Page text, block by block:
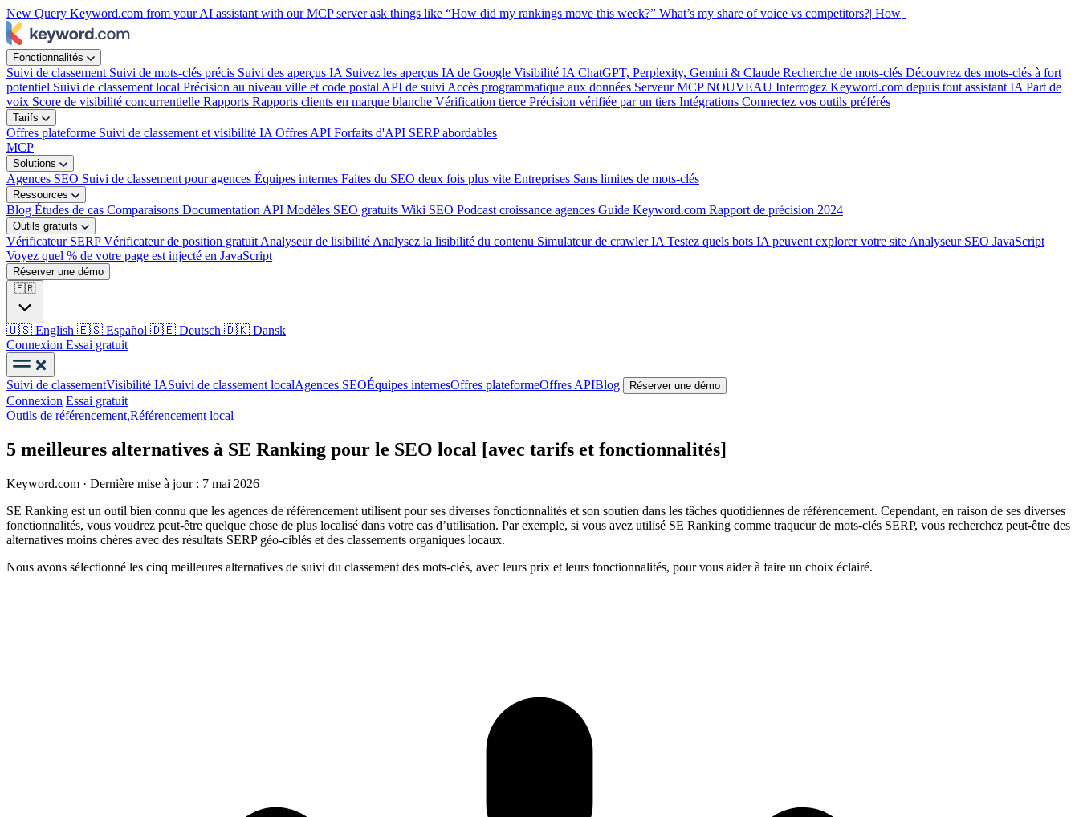
New Query Keyword.com from your AI assistant with our MCP server ask things like “How did my rankings move this week?” What’s my share of voice vs competitors?| How did my rankings m
Fonctionnalités
Suivi de classement Suivi de mots-clés précis Suivi des aperçus IA Suivez les aperçus IA de Google Visibilité IA ChatGPT, Perplexity, Gemini & Claude Recherche de mots-clés Découvrez des mots-clés à fort
potentiel Suivi de classement local Précision au niveau ville et code postal API de suivi Accès programmatique aux données Serveur MCPNOUVEAU Interrogez Keyword.com depuis tout assistant IA Part de
voix Score de visibilité concurrentielle Rapports Rapports clients en marque blanche Vérification tierce Précision vérifiée par un tiers Intégrations Connectez vos outils préférés
Tarifs
Offres plateforme Suivi de classement et visibilité IA Offres API Forfaits d'API SERP abordables
MCP
Solutions
Agences SEO Suivi de classement pour agences Équipes internes Faites du SEO deux fois plus vite Entreprises Sans limites de mots-clés
Ressources
Blog Études de cas Comparaisons Documentation API Modèles SEO gratuits Wiki SEO Podcast croissance agences Guide Keyword.com Rapport de précision 2024
Outils gratuits
Vérificateur SERPVérificateur de position gratuit Analyseur de lisibilité Analysez la lisibilité du contenu Simulateur de crawler IA Testez quels bots IA peuvent explorer votre site Analyseur SEO JavaScript
Voyez quel % de votre page est injecté en JavaScript
Réserver une démo
🇫🇷
🇺🇸 English 🇪🇸 Español 🇩🇪 Deutsch 🇩🇰 Dansk
Connexion Essai gratuit
Suivi de classementVisibilité IASuivi de classement localAgences SEOÉquipes internesOffres plateformeOffres APIBlog Réserver une démo
Connexion Essai gratuit
Outils de référencement,Référencement local
5 meilleures alternatives à SE Ranking pour le SEO local [avec tarifs et fonctionnalités]
Keyword.com · Dernière mise à jour : 7 mai 2026
SE Ranking est un outil bien connu que les agences de référencement utilisent pour ses diverses fonctionnalités et son soutien dans les tâches quotidiennes de référencement. Cependant, en raison de ses diverses
fonctionnalités, vous voudrez peut-être quelque chose de plus localisé dans votre cas d’utilisation. Par exemple, si vous avez utilisé SE Ranking comme traqueur de mots-clés SERP, vous recherchez peut-être des
alternatives moins chères avec des résultats SERP géo-ciblés et des classements organiques locaux.
Nous avons sélectionné les cinq meilleures alternatives de suivi du classement des mots-clés, avec leurs prix et leurs fonctionnalités, pour vous aider à faire un choix éclairé.